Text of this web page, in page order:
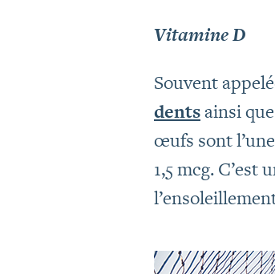
Vitamine D
Souvent
dentsainsi
œufs sont
1,5 mcg.